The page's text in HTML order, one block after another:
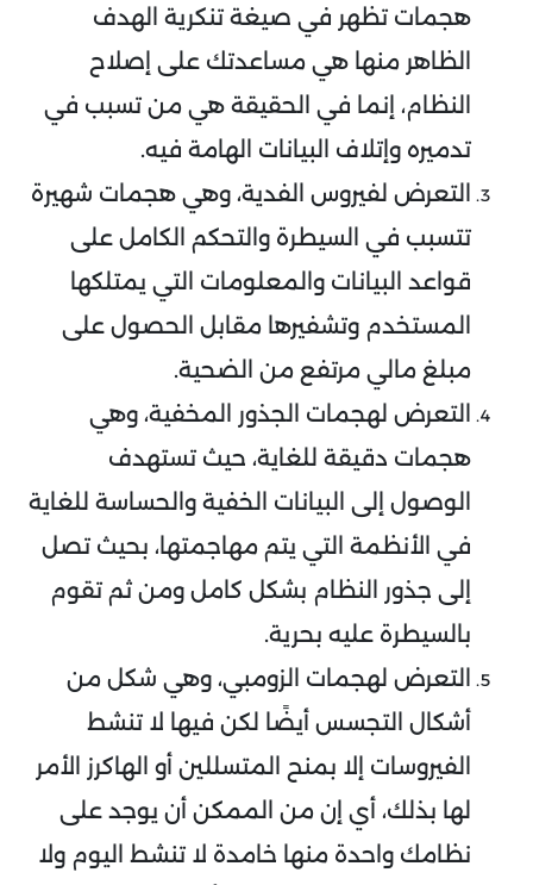
هجمات تظهر في صيغة تنكرية الهدف
الظاهر منها هي مساعدتك على إصلاح
النظام، إنما في الحقيقة هي من تسبب في
تدميره وإتلاف البيانات الهامة فيه.
التعرض لفيروس الفدية، وهي هجمات شهيرة
تتسبب في السيطرة والتحكم الكامل على
قواعد البيانات والمعلومات التي يمتلكها
المستخدم وتشفيرها مقابل الحصول على
مبلغ مالي مرتفع من الضحية.
التعرض لهجمات الجذور المخفية، وهي
هجمات دقيقة للغاية، حيث تستهدف
الوصول إلى البيانات الخفية والحساسة للغاية
في الأنظمة التي يتم مهاجمتها، بحيث تصل
إلى جذور النظام بشكل كامل ومن ثم تقوم
بالسيطرة عليه بحرية.
التعرض لهجمات الزومبي، وهي شكل من
أشكال التجسس أيضًا لكن فيها لا تنشط
الفيروسات إلا بمنح المتسللين أو الهاكرز الأمر
لها بذلك، أي إن من الممكن أن يوجد على
نظامك واحدة منها خامدة لا تنشط اليوم ولا